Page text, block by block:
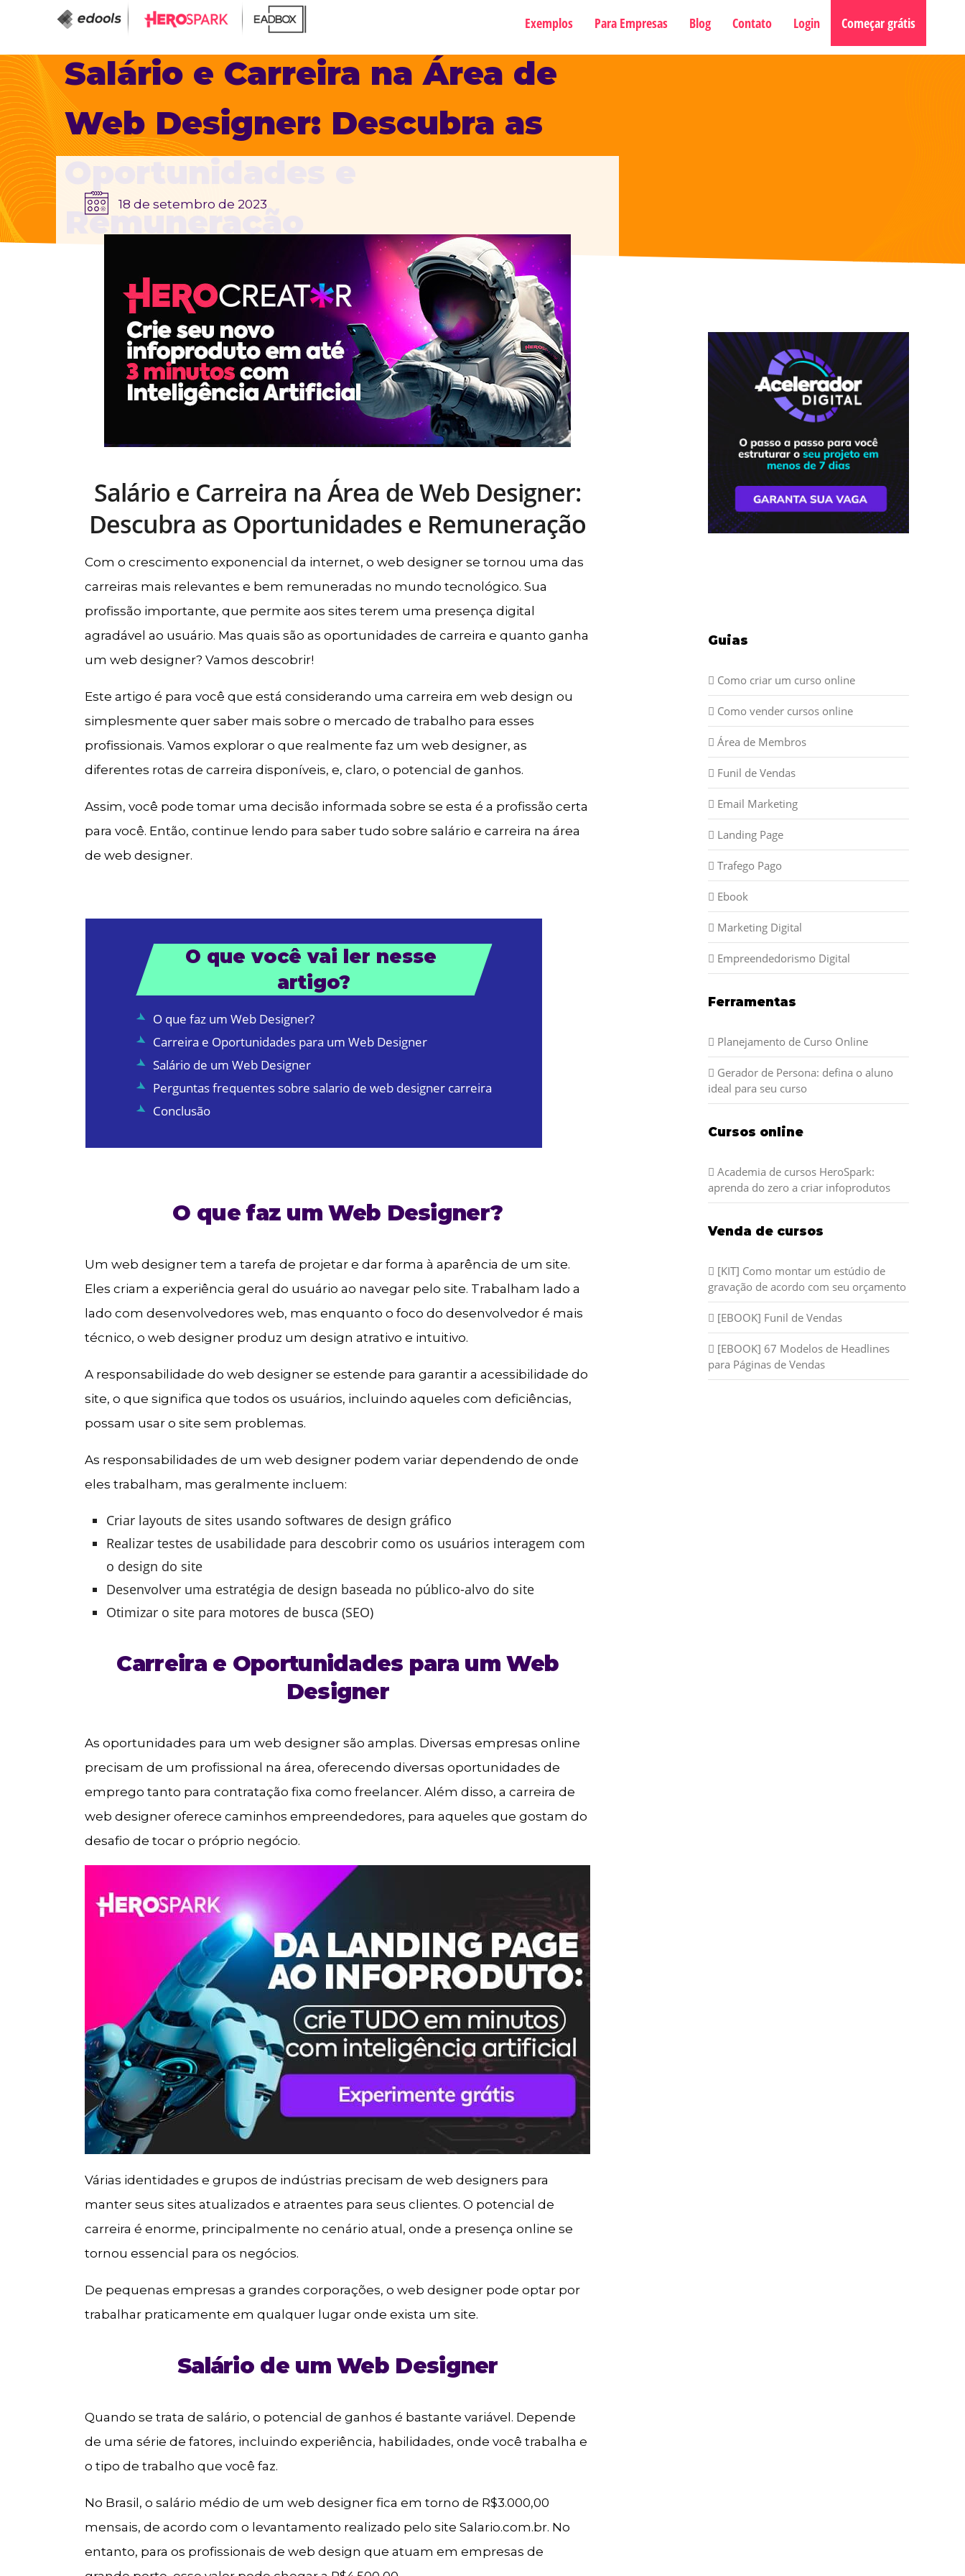
Exemplos Para Empresas Blog Contato Login Começar grátis
Salário e Carreira na Área de
Web Designer: Descubra as
Remuneração
18 de setembro de 2023
Salário e Carreira na Área de Web Designer:
Descubra as Oportunidades e Remuneração
Com o crescimento exponencial da internet, o web designer se tornou uma das
carreiras mais relevantes e bem remuneradas no mundo tecnológico. Sua
profissão importante, que permite aos sites terem uma presença digital
agradável ao usuário. Mas quais são as oportunidades de carreira e quanto ganha
um web designer? Vamos descobrir!
Este artigo é para você que está considerando uma carreira em web design ou
simplesmente quer saber mais sobre o mercado de trabalho para esses
profissionais. Vamos explorar o que realmente faz um web designer, as
diferentes rotas de carreira disponíveis, e, claro, o potencial de ganhos.
Assim, você pode tomar uma decisão informada sobre se esta é a profissão certa
para você. Então, continue lendo para saber tudo sobre salário e carreira na área
de web designer.
O que você vai ler nesse
artigo?
O que faz um Web Designer?
Carreira e Oportunidades para um Web Designer
Salário de um Web Designer
Perguntas frequentes sobre salario de web designer carreira
Conclusão
O que faz um Web Designer?
Um web designer tem a tarefa de projetar e dar forma à aparência de um site.
Eles criam a experiência geral do usuário ao navegar pelo site. Trabalham lado a
lado com desenvolvedores web, mas enquanto o foco do desenvolvedor é mais
técnico, o web designer produz um design atrativo e intuitivo.
A responsabilidade do web designer se estende para garantir a acessibilidade do
site, o que significa que todos os usuários, incluindo aqueles com deficiências,
possam usar o site sem problemas.
As responsabilidades de um web designer podem variar dependendo de onde
eles trabalham, mas geralmente incluem:
Criar layouts de sites usando softwares de design gráfico
Realizar testes de usabilidade para descobrir como os usuários interagem com
o design do site
Desenvolver uma estratégia de design baseada no público-alvo do site
Otimizar o site para motores de busca (SEO)
Carreira e Oportunidades para um Web
Designer
As oportunidades para um web designer são amplas. Diversas empresas online
precisam de um profissional na área, oferecendo diversas oportunidades de
emprego tanto para contratação fixa como freelancer. Além disso, a carreira de
web designer oferece caminhos empreendedores, para aqueles que gostam do
desafio de tocar o próprio negócio.
Várias identidades e grupos de indústrias precisam de web designers para
manter seus sites atualizados e atraentes para seus clientes. O potencial de
carreira é enorme, principalmente no cenário atual, onde a presença online se
tornou essencial para os negócios.
De pequenas empresas a grandes corporações, o web designer pode optar por
trabalhar praticamente em qualquer lugar onde exista um site.
Salário de um Web Designer
Quando se trata de salário, o potencial de ganhos é bastante variável. Depende
de uma série de fatores, incluindo experiência, habilidades, onde você trabalha e
o tipo de trabalho que você faz.
No Brasil, o salário médio de um web designer fica em torno de R$3.000,00
mensais, de acordo com o levantamento realizado pelo site Salario.com.br. No
entanto, para os profissionais de web design que atuam em empresas de
Guias
Como criar um curso online
Como vender cursos online
Área de Membros
Funil de Vendas
Email Marketing
Landing Page
Trafego Pago
Ebook
Marketing Digital
Empreendedorismo Digital
Ferramentas
Planejamento de Curso Online
Gerador de Persona: defina o aluno
ideal para seu curso
Cursos online
Academia de cursos HeroSpark:
aprenda do zero a criar infoprodutos
Venda de cursos
[KIT] Como montar um estúdio de
gravação de acordo com seu orçamento
[EBOOK] Funil de Vendas
[EBOOK] 67 Modelos de Headlines
para Páginas de Vendas